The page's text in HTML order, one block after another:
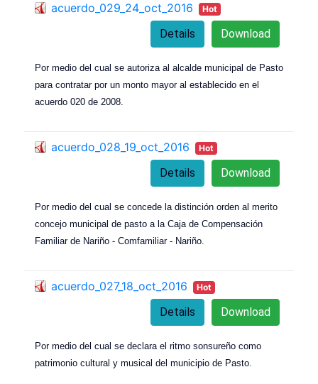
acuerdo_029_24_oct_2016 Hot
Download
Details
Por medio del cual se autoriza al alcalde municipal de Pasto
para contratar por un monto mayor al establecido en el
acuerdo 020 de 2008.
acuerdo_028_19_oct_2016 Hot
Download
Details
Por medio del cual se concede la distinción orden al merito
concejo municipal de pasto a la Caja de Compensación
Familiar de Nariño - Comfamiliar - Nariño.
acuerdo_027_18_oct_2016 Hot
Download
Details
Por medio del cual se declara el ritmo sonsureño como
patrimonio cultural y musical del municipio de Pasto.